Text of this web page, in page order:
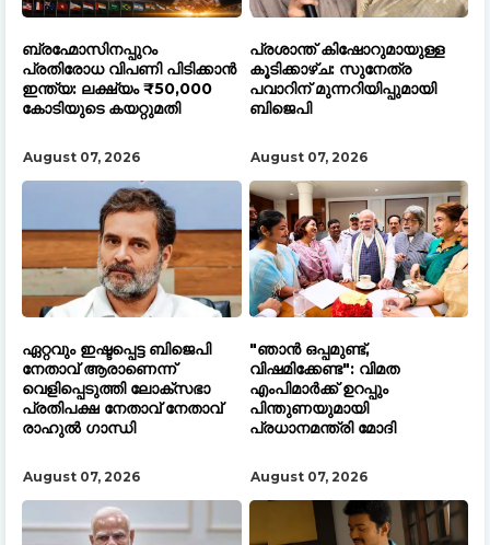
ബ്രഹ്മോസിനപ്പുറം
പ്രതിരോധ വിപണി പിടിക്കാൻ
ഇന്ത്യ: ലക്ഷ്യം ₹50,000
കോടിയുടെ കയറ്റുമതി
August 07, 2026
പ്രശാന്ത് കിഷോറുമായുള്ള
കൂടിക്കാഴ്ച: സുനേത്ര
പവാറിന് മുന്നറിയിപ്പുമായി
ബിജെപി
August 07, 2026
ഏറ്റവും ഇഷ്ടപ്പെട്ട ബിജെപി
നേതാവ് ആരാണെന്ന്
വെളിപ്പെടുത്തി ലോക്സഭാ
പ്രതിപക്ഷ നേതാവ് നേതാവ്
രാഹുൽ ഗാന്ധി
August 07, 2026
​"ഞാൻ ഒപ്പമുണ്ട്,
വിഷമിക്കേണ്ട": വിമത
എംപിമാർക്ക് ഉറപ്പും
പിന്തുണയുമായി
പ്രധാനമന്ത്രി മോദി
August 07, 2026